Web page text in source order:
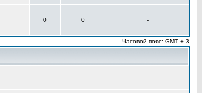
0 0 -
Часовой пояс: GMT + 3